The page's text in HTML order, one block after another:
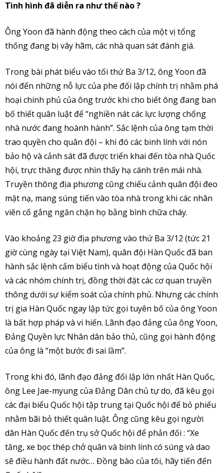
Tình hình đã diễn ra như thế nào ?
Ông Yoon đã hành động theo cách của một vị tổng
thống đang bị vây hãm, các nhà quan sát đánh giá.
Trong bài phát biểu vào tối thứ Ba 3/12, ông Yoon đã
nói đến những nỗ lực của phe đối lập chính trị nhằm phá
hoại chính phủ của ông trước khi cho biết ông đang ban
bố thiết quân luật để “nghiền nát các lực lượng chống
nhà nước đang hoành hành”. Sắc lệnh của ông tạm thời
trao quyền cho quân đội – khi đó các binh lính với nón
bảo hộ và cảnh sát đã được triển khai đến tòa nhà Quốc
hội, trực thăng được nhìn thấy hạ cánh trên mái nhà.
Truyền thông địa phương cũng chiếu cảnh quân đội đeo
mặt nạ, mang súng tiến vào tòa nhà trong khi các nhân
viên cố gắng ngăn chặn họ bằng bình chữa cháy.
Vào khoảng 23 giờ địa phương vào thứ Ba 3/12 (tức 21
giờ cùng ngày tại Việt Nam), quân đội Hàn Quốc đã ban
hành sắc lệnh cấm biểu tình và hoạt động của Quốc hội
và các nhóm chính trị, đồng thời đặt các cơ quan truyền
thông dưới sự kiểm soát của chính phủ. Nhưng các chính
trị gia Hàn Quốc ngay lập tức gọi tuyên bố của ông Yoon
là bất hợp pháp và vi hiến. Lãnh đạo đảng của ông Yoon,
Đảng Quyền lực Nhân dân bảo thủ, cũng gọi hành động
của ông là “một bước đi sai lầm”.
Trong khi đó, lãnh đạo đảng đối lập lớn nhất Hàn Quốc,
ông Lee Jae-myung của Đảng Dân chủ tự do, đã kêu gọi
các đại biểu Quốc hội tập trung tại Quốc hội để bỏ phiếu
nhằm bãi bỏ thiết quân luật. Ông cũng kêu gọi người
dân Hàn Quốc đến trụ sở Quốc hội để phản đối : “Xe
tăng, xe bọc thép chở quân và binh lính có súng và dao
sẽ điều hành đất nước… Đồng bào của tôi, hãy tiến đến